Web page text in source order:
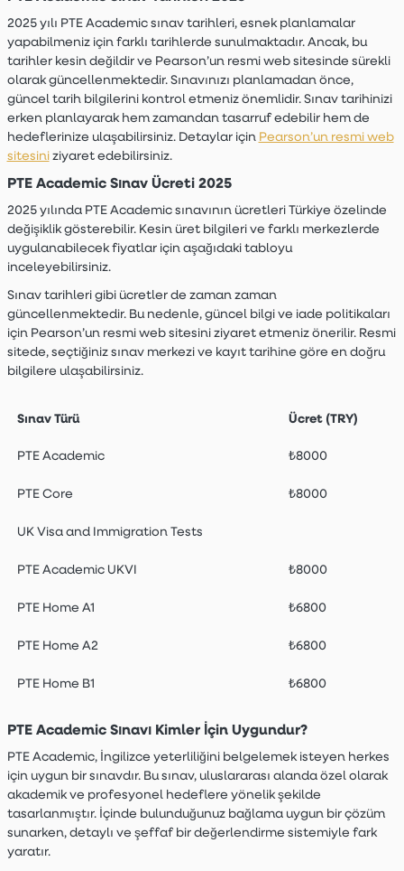
2025 yılı PTE Academic sınav tarihleri, esnek planlamalar
yapabilmeniz için farklı tarihlerde sunulmaktadır. Ancak, bu
tarihler kesin değildir ve Pearson’un resmi web sitesinde sürekli
olarak güncellenmektedir. Sınavınızı planlamadan önce,
güncel tarih bilgilerini kontrol etmeniz önemlidir. Sınav tarihinizi
erken planlayarak hem zamandan tasarruf edebilir hem de
hedeflerinize ulaşabilirsiniz. Detaylar için Pearson’un resmi web
sitesiniziyaret edebilirsiniz.
PTE Academic Sınav Ücreti 2025
2025 yılında PTE Academic sınavının ücretleri Türkiye özelinde
değişiklik gösterebilir. Kesin üret bilgileri ve farklı merkezlerde
uygulanabilecek fiyatlar için aşağıdaki tabloyu
inceleyebilirsiniz.
Sınav tarihleri gibi ücretler de zaman zaman
güncellenmektedir. Bu nedenle, güncel bilgi ve iade politikaları
için Pearson’un resmi web sitesini ziyaret etmeniz önerilir. Resmi
sitede, seçtiğiniz sınav merkezi ve kayıt tarihine göre en doğru
bilgilere ulaşabilirsiniz.
Sınav Türü Ücret (TRY)
PTE Academic ₺8000
PTE Core ₺8000
UK Visa and Immigration Tests
PTE Academic UKVI ₺8000
PTE Home A1 ₺6800
PTE Home A2 ₺6800
PTE Home B1 ₺6800
PTE Academic Sınavı Kimler İçin Uygundur?
PTE Academic, İngilizce yeterliliğini belgelemek isteyen herkes
için uygun bir sınavdır. Bu sınav, uluslararası alanda özel olarak
akademik ve profesyonel hedeflere yönelik şekilde
tasarlanmıştır. İçinde bulunduğunuz bağlama uygun bir çözüm
sunarken, detaylı ve şeffaf bir değerlendirme sistemiyle fark
yaratır.